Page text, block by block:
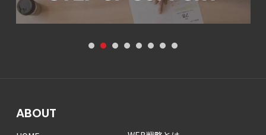
1 2 3 4 5 6 7 8
ABOUT